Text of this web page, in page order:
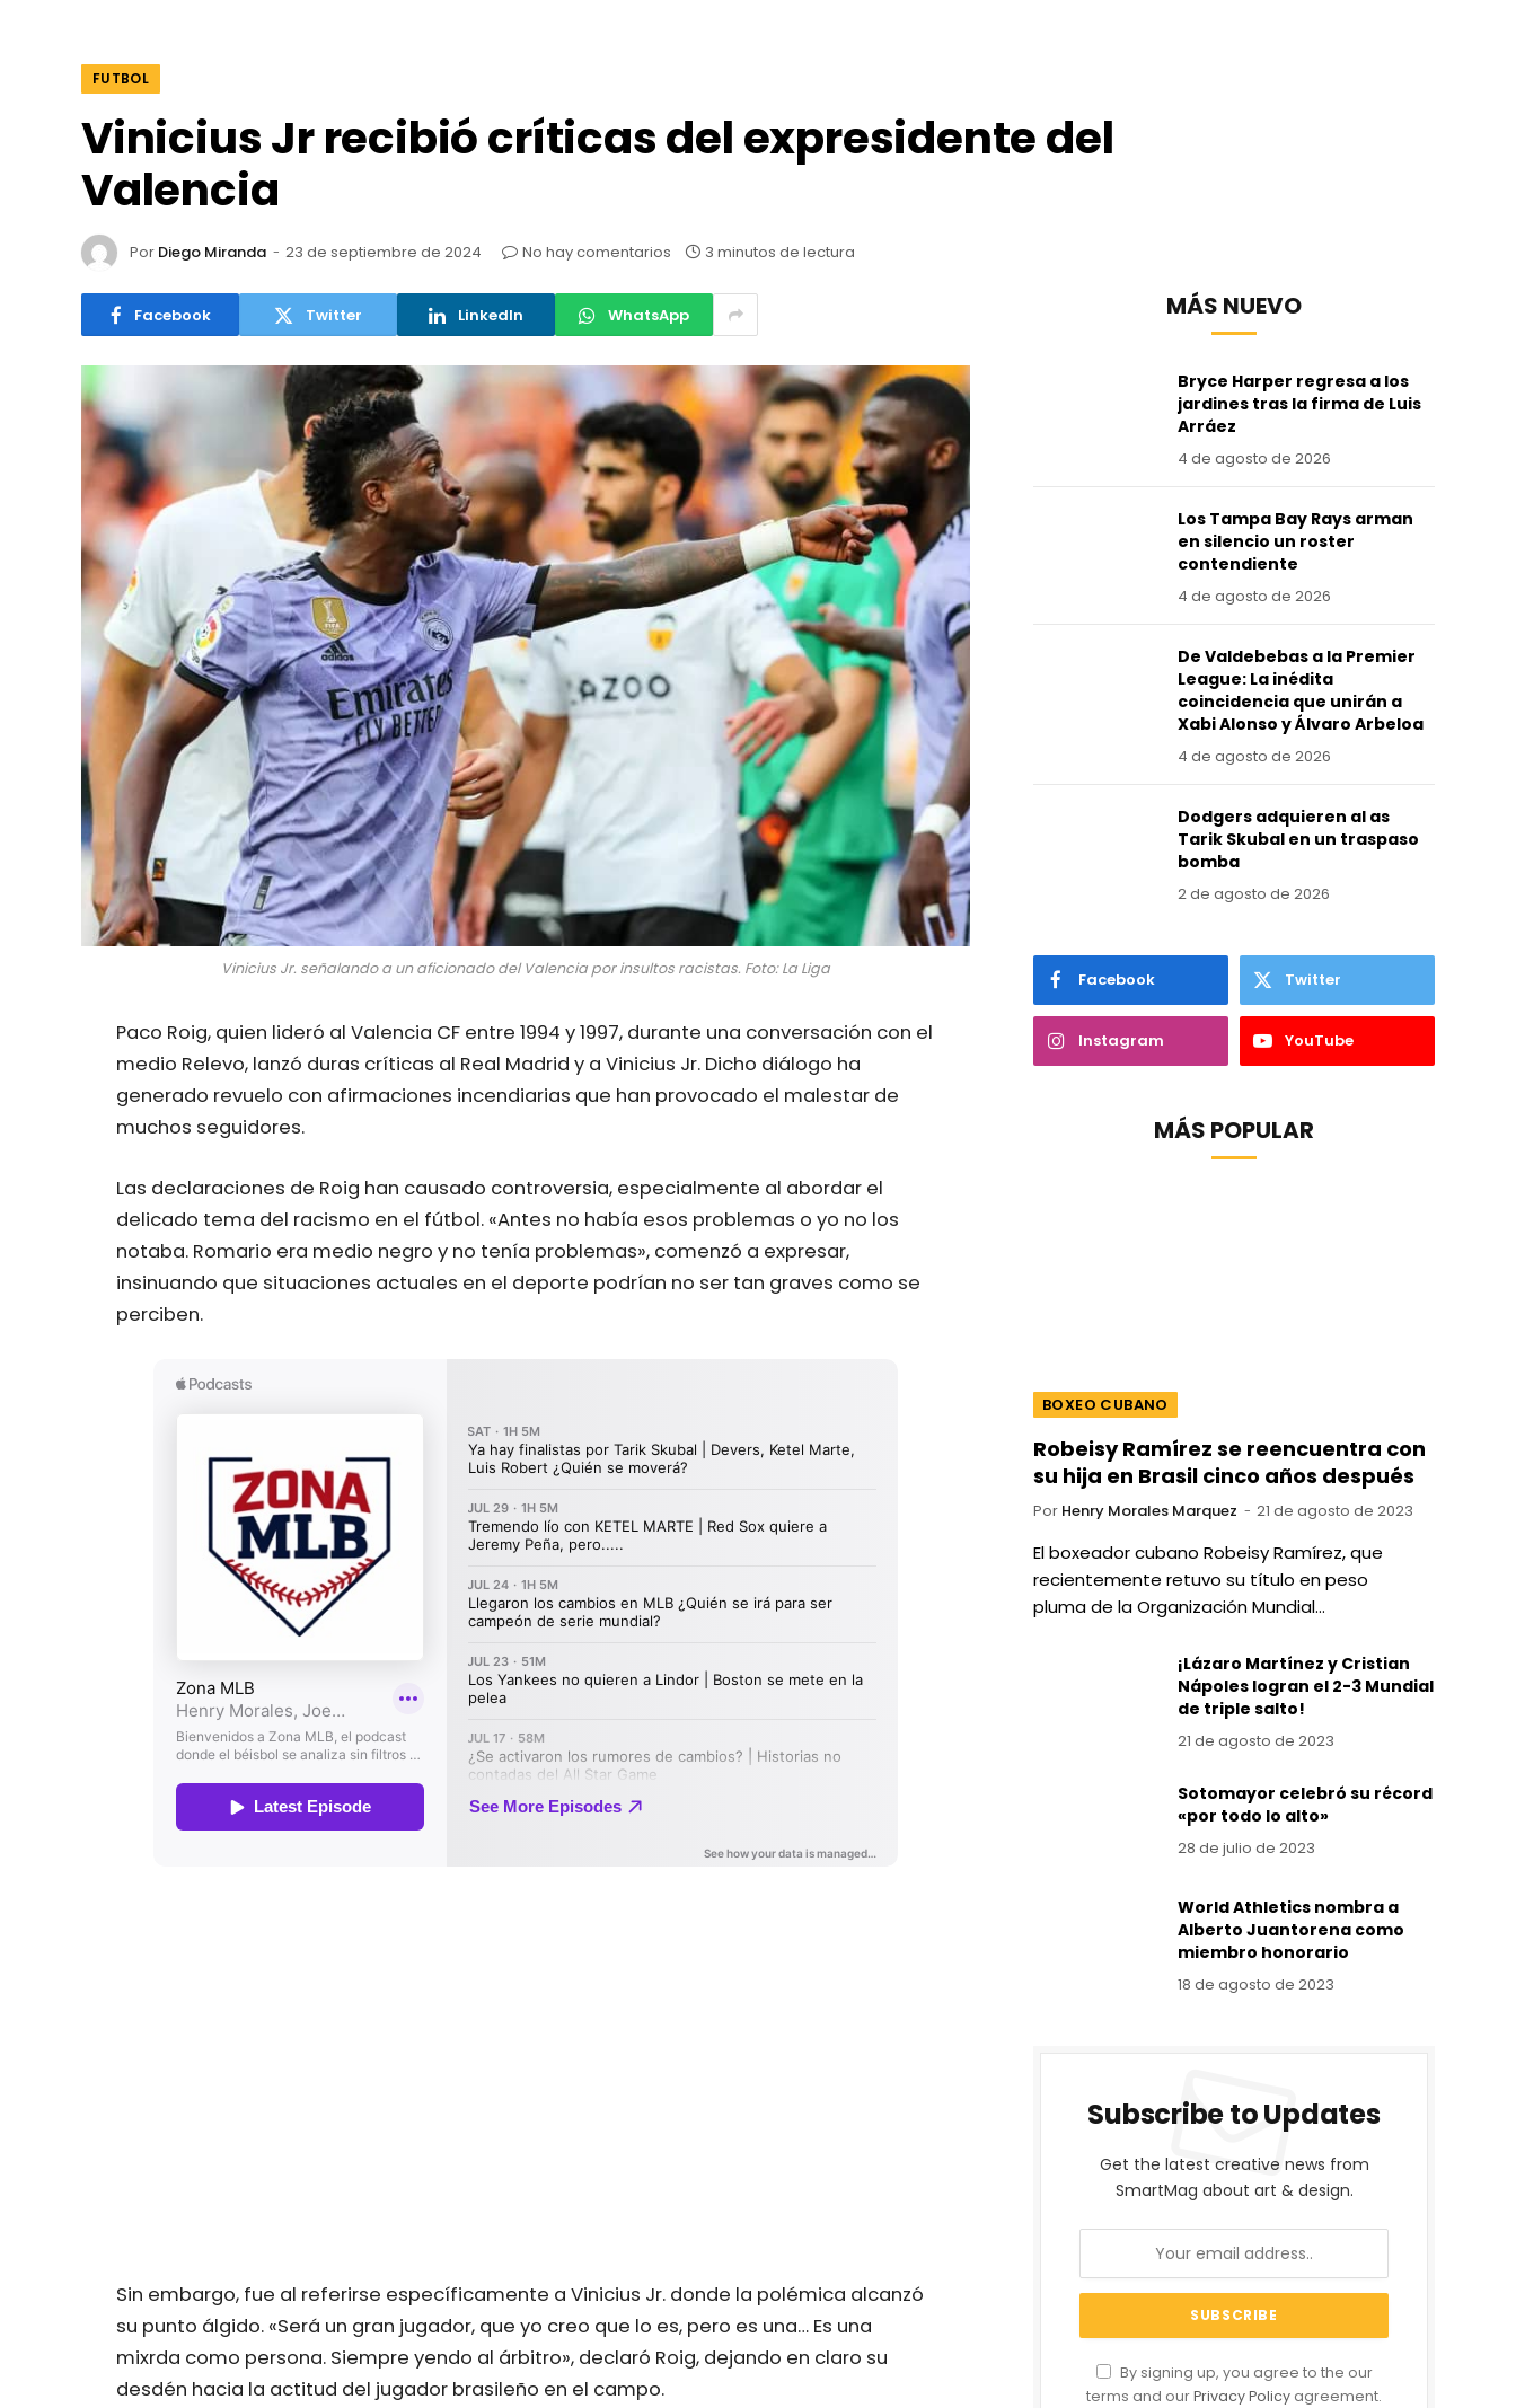
FUTBOL
Vinicius Jr recibió críticas del expresidente del
Valencia
Por Diego Miranda 23 de septiembre de 2024 No hay comentarios 3 minutos de lectura
Facebook Twitter LinkedIn WhatsApp
Vinicius Jr. señalando a un aficionado del Valencia por insultos racistas. Foto: La Liga
Paco Roig, quien lideró al Valencia CF entre 1994 y 1997, durante una conversación con el
medio Relevo, lanzó duras críticas al Real Madrid y a Vinicius Jr. Dicho diálogo ha
generado revuelo con afirmaciones incendiarias que han provocado el malestar de
muchos seguidores.
Las declaraciones de Roig han causado controversia, especialmente al abordar el
delicado tema del racismo en el fútbol. «Antes no había esos problemas o yo no los
notaba. Romario era medio negro y no tenía problemas», comenzó a expresar,
insinuando que situaciones actuales en el deporte podrían no ser tan graves como se
perciben.
Sin embargo, fue al referirse específicamente a Vinicius Jr. donde la polémica alcanzó
su punto álgido. «Será un gran jugador, que yo creo que lo es, pero es una… Es una
mixrda como persona. Siempre yendo al árbitro», declaró Roig, dejando en claro su
desdén hacia la actitud del jugador brasileño en el campo.
MÁS NUEVO
Bryce Harper regresa a los
jardines tras la firma de Luis
Arráez
4 de agosto de 2026
Los Tampa Bay Rays arman
en silencio un roster
contendiente
4 de agosto de 2026
De Valdebebas a la Premier
League: La inédita
coincidencia que unirán a
Xabi Alonso y Álvaro Arbeloa
4 de agosto de 2026
Dodgers adquieren al as
Tarik Skubal en un traspaso
bomba
2 de agosto de 2026
Facebook Twitter
Instagram YouTube
MÁS POPULAR
BOXEO CUBANO
Robeisy Ramírez se reencuentra con
su hija en Brasil cinco años después
Por Henry Morales Marquez 21 de agosto de 2023
El boxeador cubano Robeisy Ramírez, que
recientemente retuvo su título en peso
pluma de la Organización Mundial…
¡Lázaro Martínez y Cristian
Nápoles logran el 2-3 Mundial
de triple salto!
21 de agosto de 2023
Sotomayor celebró su récord
«por todo lo alto»
28 de julio de 2023
World Athletics nombra a
Alberto Juantorena como
miembro honorario
18 de agosto de 2023
Subscribe to Updates
Get the latest creative news from
SmartMag about art & design.
By signing up, you agree to the our
terms and ourPrivacy Policy agreement.